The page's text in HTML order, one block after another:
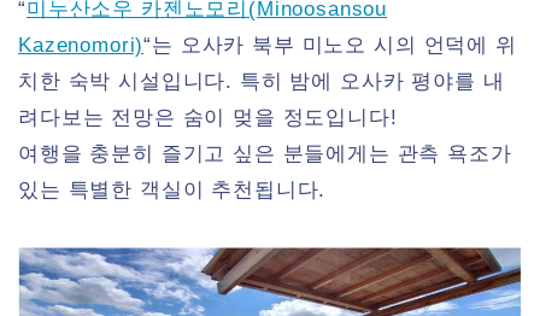
“미누산소우 카젠노모리(Minoosansou
Kazenomori)“는 오사카 북부 미노오 시의 언덕에 위
치한 숙박 시설입니다. 특히 밤에 오사카 평야를 내
려다보는 전망은 숨이 멎을 정도입니다!
여행을 충분히 즐기고 싶은 분들에게는 관측 욕조가
있는 특별한 객실이 추천됩니다.